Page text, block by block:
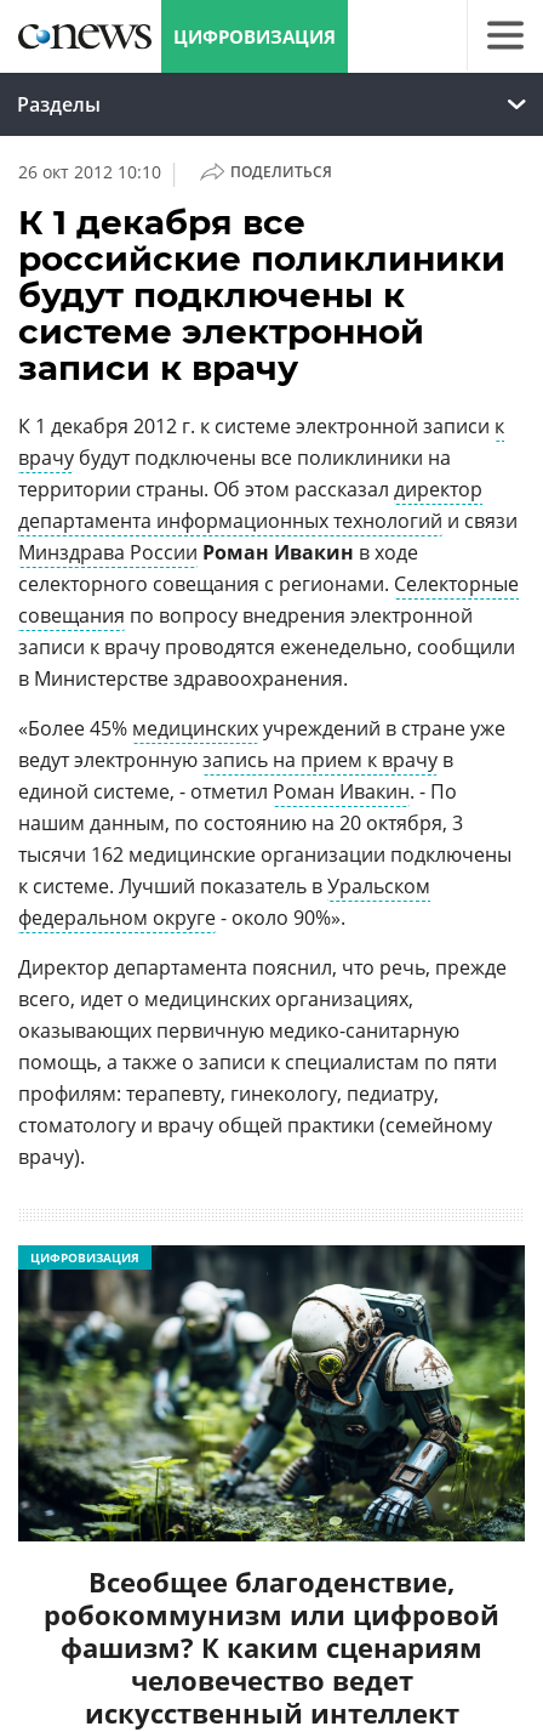
ЦИФРОВИЗАЦИЯ
Разделы
26 окт 2012 10:10 | ПОДЕЛИТЬСЯ
К 1 декабря все
российские поликлиники
будут подключены к
системе электронной
записи к врачу
К 1 декабря 2012 г. к системе электронной записи к
врачу будут подключены все поликлиники на
территории страны. Об этом рассказал директор
департамента информационных технологий и связи
Минздрава России Роман Ивакин в ходе
селекторного совещания с регионами. Селекторные
совещания по вопросу внедрения электронной
записи к врачу проводятся еженедельно, сообщили
в Министерстве здравоохранения.
«Более 45% медицинскихучреждений в стране уже
ведут электроннуюзапись на прием к врачу в
единой системе, - отметил Роман Ивакин. - По
нашим данным, по состоянию на 20 октября, 3
тысячи 162 медицинские организации подключены
к системе. Лучший показатель вУральском
федеральном округе- около 90%».
Директор департамента пояснил, что речь, прежде
всего, идет о медицинских организациях,
оказывающих первичную медико-санитарную
помощь, а также о записи к специалистам по пяти
профилям: терапевту, гинекологу, педиатру,
стоматологу и врачу общей практики (семейному
врачу).
Всеобщее благоденствие,
робокоммунизм или цифровой
фашизм? К каким сценариям
человечество ведет
искусственный интеллект
ЦИФРОВИЗАЦИЯ